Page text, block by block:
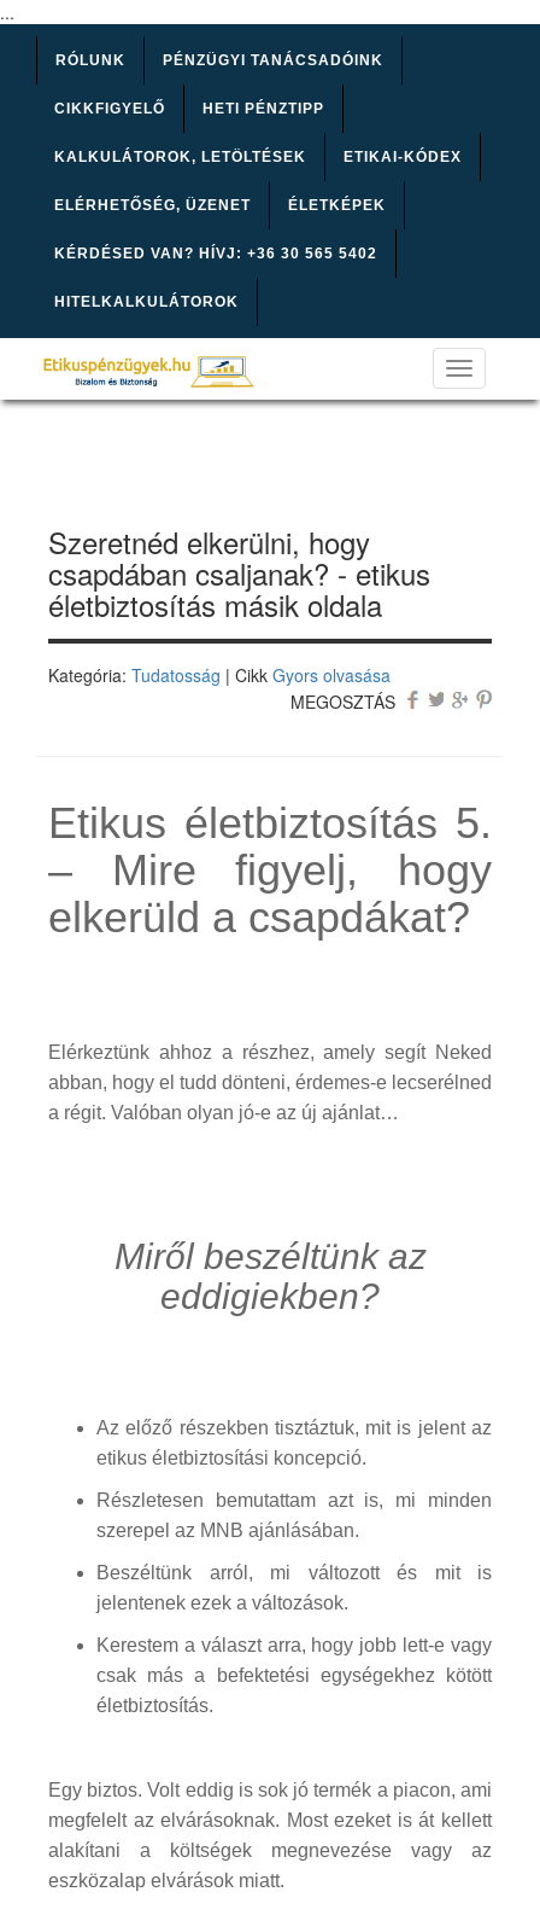
...
RÓLUNK PÉNZÜGYI TANÁCSADÓINK
CIKKFIGYELŐ HETI PÉNZTIPP
KALKULÁTOROK, LETÖLTÉSEK ETIKAI-KÓDEX
ELÉRHETŐSÉG, ÜZENET ÉLETKÉPEK
KÉRDÉSED VAN? HÍVJ: +36 30 565 5402
HITELKALKULÁTOROK
Toggle
navigation
Szeretnéd elkerülni, hogy
csapdában csaljanak? - etikus
életbiztosítás másik oldala
Kategória: Tudatosság | Cikk Gyors olvasása
MEGOSZTÁS
Etikus életbiztosítás 5.
– Mire figyelj, hogy
elkerüld a csapdákat?
Elérkeztünk ahhoz a részhez, amely segít Neked
abban, hogy el tudd dönteni, érdemes-e lecserélned
a régit. Valóban olyan jó-e az új ajánlat…
Miről beszéltünk az
eddigiekben?
Az előző részekben tisztáztuk, mit is jelent az
etikus életbiztosítási koncepció.
Részletesen bemutattam azt is, mi minden
szerepel az MNB ajánlásában.
Beszéltünk arról, mi változott és mit is
jelentenek ezek a változások.
Kerestem a választ arra, hogy jobb lett-e vagy
csak más a befektetési egységekhez kötött
életbiztosítás.
Egy biztos. Volt eddig is sok jó termék a piacon, ami
megfelelt az elvárásoknak. Most ezeket is át kellett
alakítani a költségek megnevezése vagy az
eszközalap elvárások miatt.